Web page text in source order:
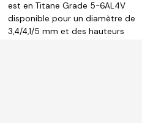
est en Titane Grade 5-6AL4V
disponible pour un diamètre de
3,4/4,1/5 mm et des hauteurs